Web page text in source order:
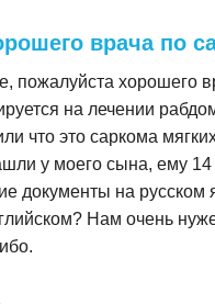
врача по
пожалуйста хорошего
на лечении
что это саркома
у моего сына, ему 14
документы на русском
Нам очень